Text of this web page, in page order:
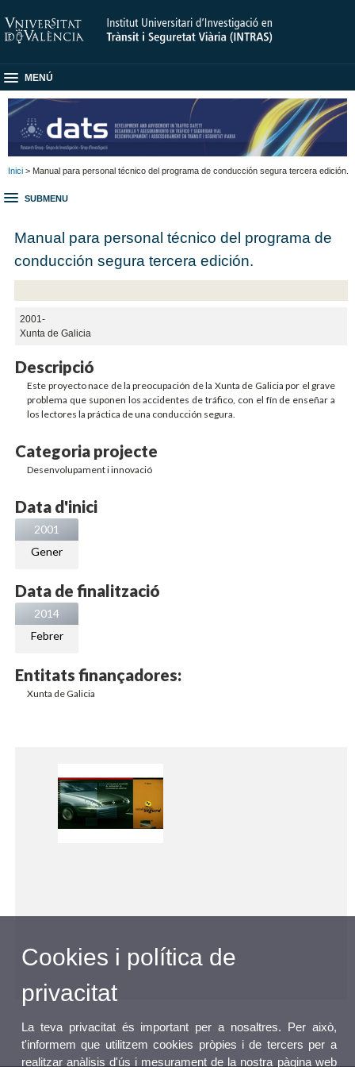
MENÚ
Inici > Manual para personal técnico del programa de conducción segura tercera edición.
SUBMENU
Manual para personal técnico del programa de
conducción segura tercera edición.
2001-
Xunta de Galicia
Descripció
Este proyecto nace de la preocupación de la Xunta de Galicia por el grave
problema que suponen los accidentes de tráfico, con el fín de enseñar a
los lectores la práctica de una conducción segura.
Categoria projecte
Desenvolupament i innovació
Data d'inici
2001
Gener
Data de finalització
2014
Febrer
Entitats finançadores:
Xunta de Galicia
Cookies i política de
privacitat
La teva privacitat és important per a nosaltres. Per això,
t'informem que utilitzem cookies pròpies i de tercers per a
realitzar anàlisis d'ús i mesurament de la nostra pàgina web